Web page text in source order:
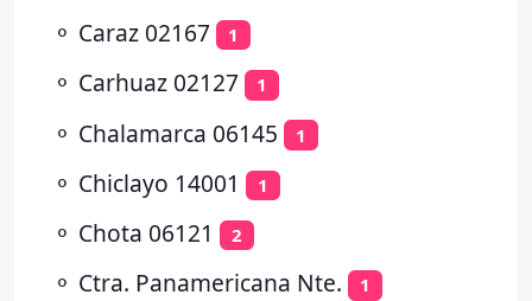
⚬ Caraz 02167 1
⚬ Carhuaz 02127 1
⚬ Chalamarca 06145 1
⚬ Chiclayo 14001 1
⚬ Chota 06121 2
⚬ Ctra. Panamericana Nte. 1